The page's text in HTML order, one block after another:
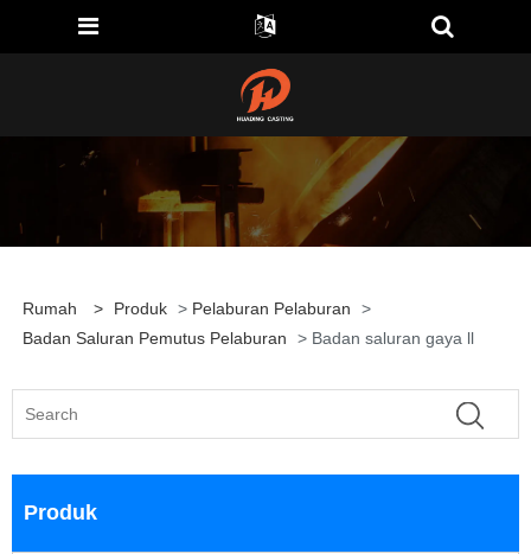
Rumah > Produk > Pelaburan Pelaburan
>
Badan Saluran Pemutus Pelaburan
> Badan saluran gaya ll
Produk